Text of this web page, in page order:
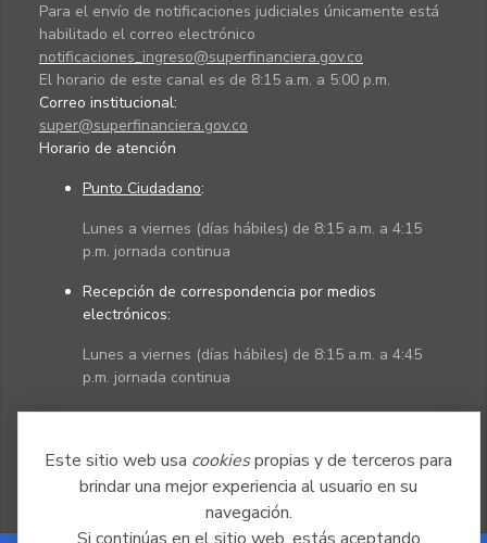
Este sitio web usa cookiespropias y de terceros para
brindar una mejor experiencia al usuario en su
navegación.
Para el envío de notificaciones judiciales únicamente está
habilitado el correo electrónico
notificaciones_ingreso@superfinanciera.gov.co
El horario de este canal es de 8:15 a.m. a 5:00 p.m.
Correo institucional:
super@superfinanciera.gov.co
Horario de atención
Punto Ciudadano:
Lunes a viernes (días hábiles) de 8:15 a.m. a 4:15
p.m. jornada continua
Recepción de correspondencia por medios
electrónicos:
Lunes a viernes (días hábiles) de 8:15 a.m. a 4:45
p.m. jornada continua